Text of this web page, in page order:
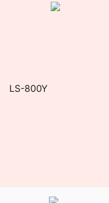
LS-800Y